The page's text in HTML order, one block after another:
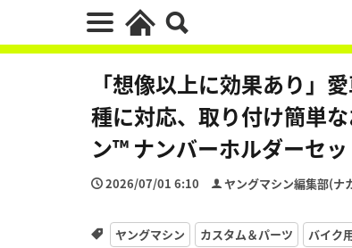
「想像以上に効果あり」
種に対応、取り付け簡単
ン™ ナンバーホルダーセ
2026/07/01 6:10 ヤングマシン編集部(ナ
ヤングマシン カスタム＆パーツ バイク